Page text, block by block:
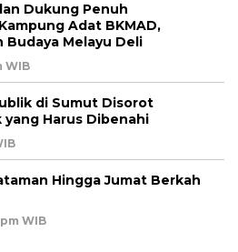
Dukung Penuh
Adat BKMAD,
Melayu Deli
WIB
di Sumut Disorot
yang Harus Dibenahi
Hingga Jumat Berkah
WIB